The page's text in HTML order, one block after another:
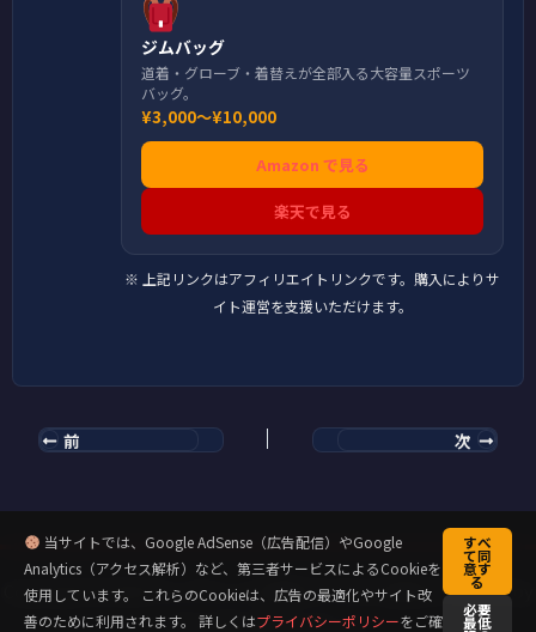
ジムバッグ
道着・グローブ・着替えが全部入る大容量スポーツ
バッグ。
¥3,000〜¥10,000
Amazon で見る
楽天で見る
※ 上記リンクはアフィリエイトリンクです。購入によりサ
イト運営を支援いただけます。
前 次
Copyright © 2026 キックミット先輩のクラウド道場 | Powered by
Astra WordPress テーマ
当サイトでは、Google AdSense（広告配信）やGoogle
Analytics（アクセス解析）など、第三者サービスによるCookieを
使用しています。 これらのCookieは、広告の最適化やサイト改
善のために利用されます。 詳しくはプライバシーポリシーをご確
すべ
て同
意す
る
必要
最低